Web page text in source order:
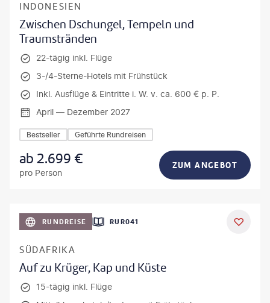
INDONESIEN
Zwischen Dschungel, Tempeln und
Traumstränden
22-tägig inkl. Flüge
3-/4-Sterne-Hotels mit Frühstück
Inkl. Ausflüge & Eintritte i. W. v. ca. 600 € p. P.
April — Dezember 2027
Bestseller Geführte Rundreisen
ab2.699 €
pro Person
ZUM ANGEBOT
DEAL
RUNDREISE RUR041
SÜDAFRIKA
Auf zu Krüger, Kap und Küste
15-tägig inkl. Flüge